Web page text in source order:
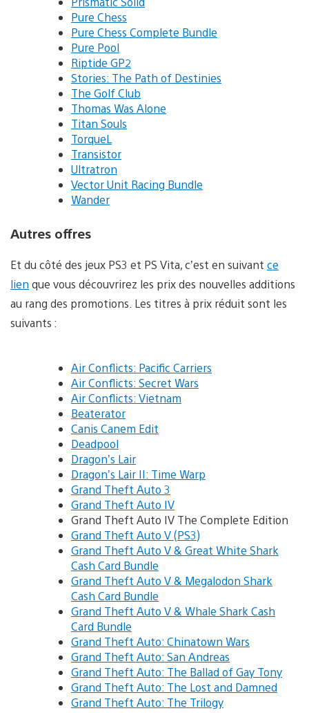
Pure Chess
Pure Chess Complete Bundle
Pure Pool
Riptide GP2
Stories: The Path of Destinies
The Golf Club
Thomas Was Alone
Titan Souls
TorqueL
Transistor
Ultratron
Vector Unit Racing Bundle
Wander
Autres offres
Et du côté des jeux PS3 et PS Vita, c’est en suivant ce
lien que vous découvrirez les prix des nouvelles additions
au rang des promotions. Les titres à prix réduit sont les
suivants :
Air Conflicts: Pacific Carriers
Air Conflicts: Secret Wars
Air Conflicts: Vietnam
Beaterator
Canis Canem Edit
Deadpool
Dragon’s Lair
Dragon’s Lair II: Time Warp
Grand Theft Auto 3
Grand Theft Auto IV
Grand Theft Auto IV The Complete Edition
Grand Theft Auto V (PS3)
Grand Theft Auto V & Great White Shark
Cash Card Bundle
Grand Theft Auto V & Megalodon Shark
Cash Card Bundle
Grand Theft Auto V & Whale Shark Cash
Card Bundle
Grand Theft Auto: Chinatown Wars
Grand Theft Auto: San Andreas
Grand Theft Auto: The Ballad of Gay Tony
Grand Theft Auto: The Lost and Damned
Grand Theft Auto: The Trilogy